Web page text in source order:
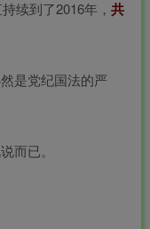
续到了2016年， 共
是党纪国法的严
而已。